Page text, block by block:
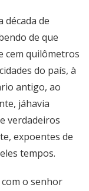
década de
de que
cem quilômetros
do país, à
antigo, ao
jáhavia
verdadeiros
expoentes de
tempos.
o senhor